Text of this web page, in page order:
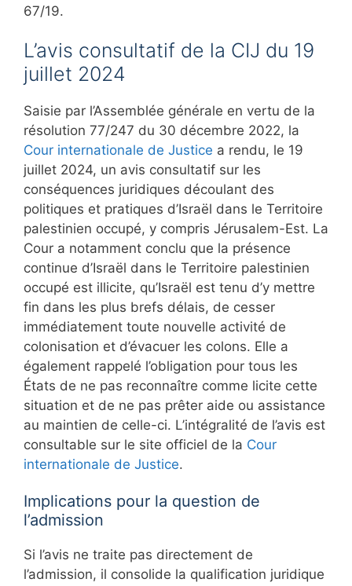
67/19.
L’avis consultatif de la CIJ du 19
juillet 2024
Saisie par l’Assemblée générale en vertu de la
résolution 77/247 du 30 décembre 2022, la
Cour internationale de Justice a rendu, le 19
juillet 2024, un avis consultatif sur les
conséquences juridiques découlant des
politiques et pratiques d’Israël dans le Territoire
palestinien occupé, y compris Jérusalem-Est. La
Cour a notamment conclu que la présence
continue d’Israël dans le Territoire palestinien
occupé est illicite, qu’Israël est tenu d’y mettre
fin dans les plus brefs délais, de cesser
immédiatement toute nouvelle activité de
colonisation et d’évacuer les colons. Elle a
également rappelé l’obligation pour tous les
États de ne pas reconnaître comme licite cette
situation et de ne pas prêter aide ou assistance
au maintien de celle-ci. L’intégralité de l’avis est
consultable sur le site officiel de la Cour
internationale de Justice.
Implications pour la question de
l’admission
Si l’avis ne traite pas directement de
l’admission, il consolide la qualification juridique